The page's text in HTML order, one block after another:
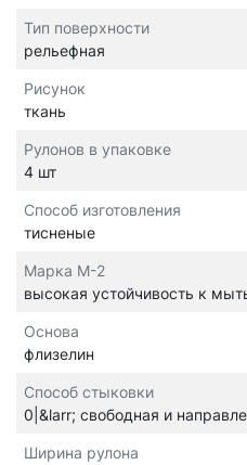
Тип поверхности
рельефная
Рисунок
ткань
Рулонов в упаковке
4 шт
Способ изготовления
тисненые
Марка М-2
высокая устойчивость к
Основа
флизелин
Способ стыковки
0|&larr; свободная и
Ширина рулона